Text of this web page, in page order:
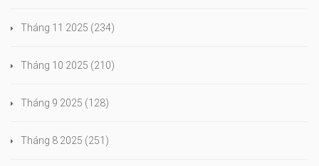
Tháng 11 2025 (234)
Tháng 10 2025 (210)
Tháng 9 2025 (128)
Tháng 8 2025 (251)